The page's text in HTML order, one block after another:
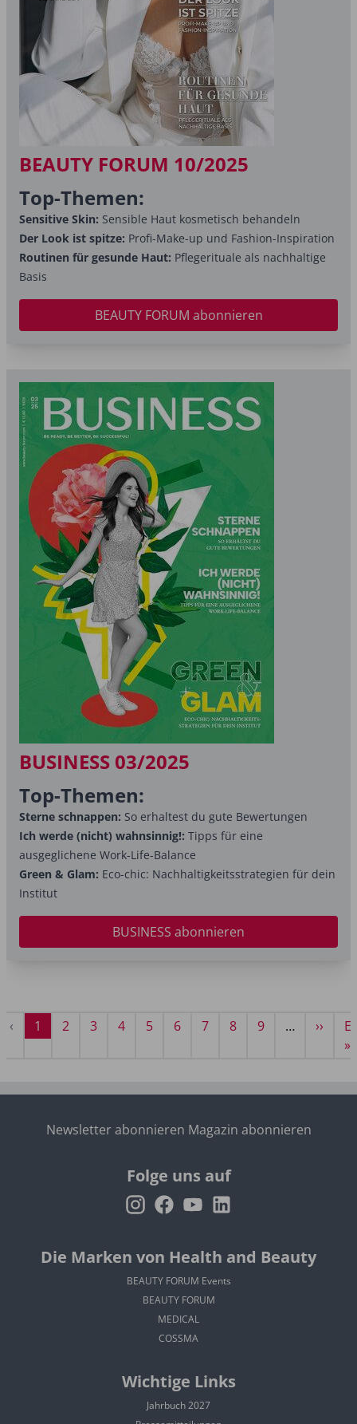
BEAUTY FORUM 10/2025
Top-Themen:
Sensitive Skin: Sensible Haut kosmetisch behandeln
Der Look ist spitze: Profi-Make-up und Fashion-Inspiration
Routinen für gesunde Haut: Pflegerituale als nachhaltige
Basis
BEAUTY FORUM abonnieren
BUSINESS 03/2025
Top-Themen:
Sterne schnappen: So erhaltest du gute Bewertungen
Ich werde (nicht) wahnsinnig!: Tipps für eine
ausgeglichene Work-Life-Balance
Green & Glam: Eco-chic: Nachhaltigkeitsstrategien für dein
Institut
BUSINESS abonnieren
Seitennummerierung
Vorherige
‹
Aktuelle
1 Seite
2 Seite
3 Seite
4 Seite
5 Seite
6 Seite
7 Seite
8 Seite
9 … ››
»
Newsletter abonnieren Magazin abonnieren
Folge uns auf
Die Marken von Health and Beauty
BEAUTY FORUM Events
BEAUTY FORUM
MEDICAL
COSSMA
Wichtige Links
Jahrbuch 2027